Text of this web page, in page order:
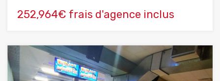
252,964€ frais d'agence inclus